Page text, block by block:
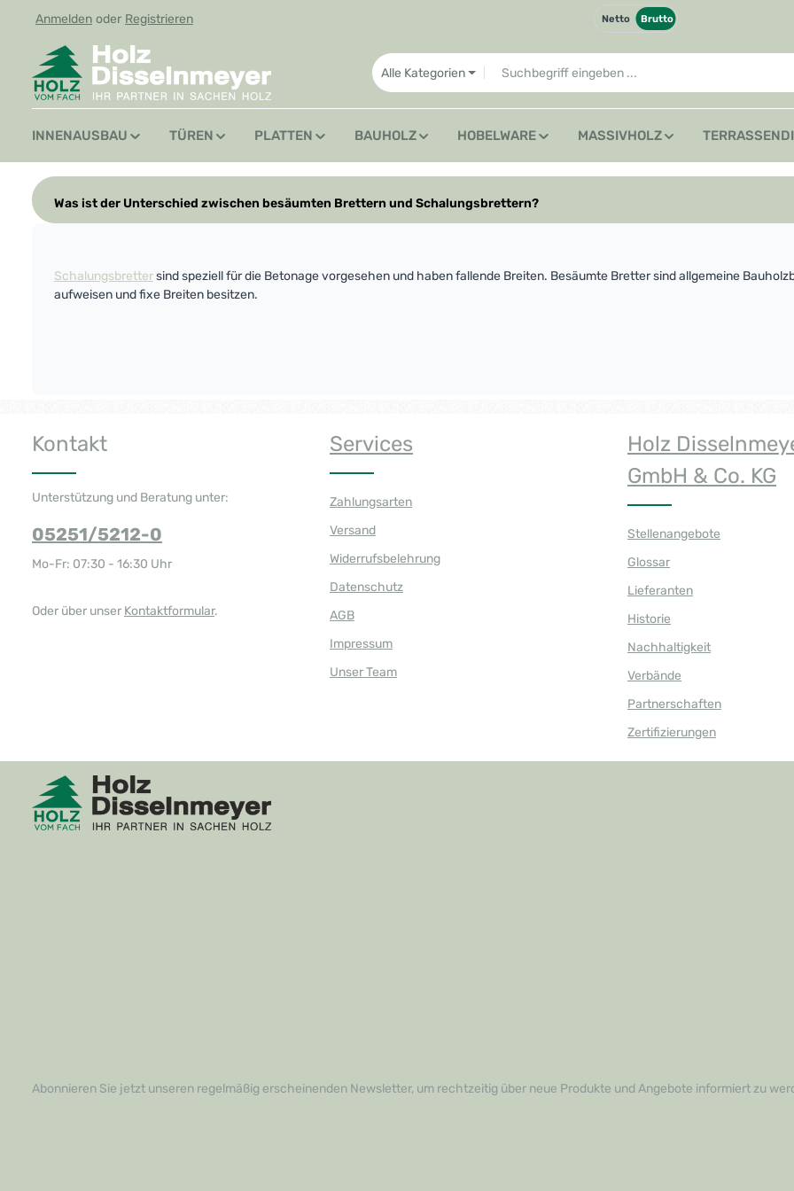
Hauptinhalt springen
Zur Suche springen
Zur Hauptnavigation springen
Anmelden oder Registrieren Netto Brutto
Alle Kategorien
INNENAUSBAU TÜREN PLATTEN BAUHOLZ HOBELWARE MASSIVHOLZ
Was ist der Unterschied zwischen besäumten Brettern und Schalungsbrettern?
Schalungsbrettersind speziell für die Betonage vorgesehen und haben fallende Breiten. Besäumte Bretter sind allgemeine
aufweisen und fixe Breiten besitzen.
Kontakt
Unterstützung und Beratung unter:
05251/5212-0
Mo-Fr: 07:30 - 16:30 Uhr
Oder über unser Kontaktformular.
Services
Zahlungsarten
Versand
Widerrufsbelehrung
Datenschutz
AGB
Impressum
Unser Team
Holz
GmbH & Co. KG
Stellenangebote
Glossar
Lieferanten
Historie
Nachhaltigkeit
Verbände
Partnerschaften
Zertifizierungen
Abonnieren Sie jetzt unseren regelmäßig erscheinenden Newsletter, um rechtzeitig über neue Produkte und Angebote informiert zu